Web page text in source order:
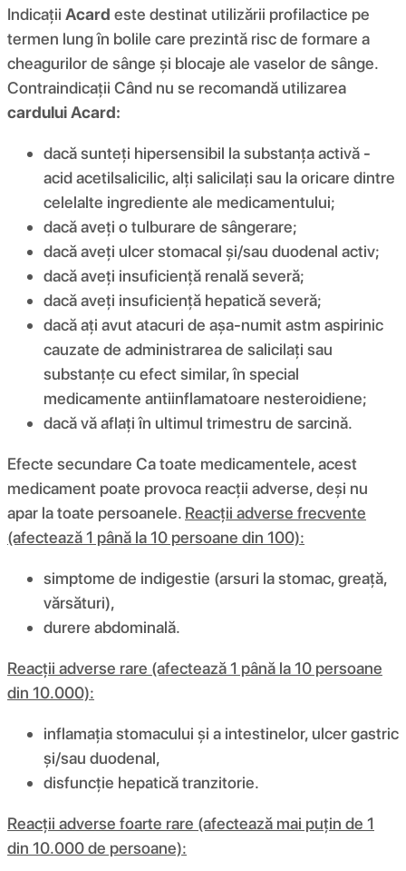
Indicații Acard este destinat utilizării profilactice pe
termen lung în bolile care prezintă risc de formare a
cheagurilor de sânge și blocaje ale vaselor de sânge.
Contraindicații Când nu se recomandă utilizarea
cardului Acard:
dacă sunteți hipersensibil la substanța activă -
acid acetilsalicilic, alți salicilați sau la oricare dintre
celelalte ingrediente ale medicamentului;
dacă aveți o tulburare de sângerare;
dacă aveți ulcer stomacal și/sau duodenal activ;
dacă aveți insuficiență renală severă;
dacă aveți insuficiență hepatică severă;
dacă ați avut atacuri de așa-numit astm aspirinic
cauzate de administrarea de salicilați sau
substanțe cu efect similar, în special
medicamente antiinflamatoare nesteroidiene;
dacă vă aflați în ultimul trimestru de sarcină.
Efecte secundare Ca toate medicamentele, acest
medicament poate provoca reacții adverse, deși nu
apar la toate persoanele. Reacții adverse frecvente
(afectează 1 până la 10 persoane din 100):
simptome de indigestie (arsuri la stomac, greață,
vărsături),
durere abdominală.
Reacții adverse rare (afectează 1 până la 10 persoane
din 10.000):
inflamația stomacului și a intestinelor, ulcer gastric
și/sau duodenal,
disfuncție hepatică tranzitorie.
Reacții adverse foarte rare (afectează mai puțin de 1
din 10.000 de persoane):